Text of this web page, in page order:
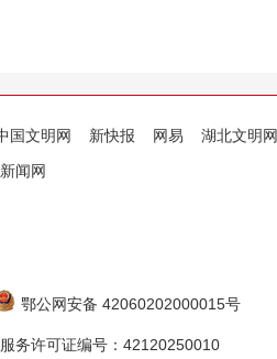
国文明网 新快报 网易
湖北文明网
闻网
鄂公网安备 42060202000015号
务许可证编号：42120250010